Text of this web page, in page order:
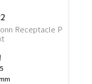
Receptacle P